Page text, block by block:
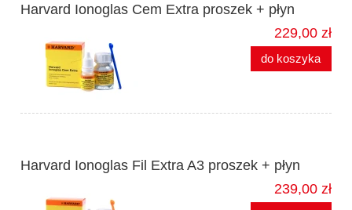
Harvard Ionoglas Cem Extra proszek + płyn
229,00 zł
do koszyka
Harvard Ionoglas Fil Extra A3 proszek + płyn
239,00 zł